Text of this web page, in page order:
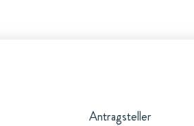
Antragsteller